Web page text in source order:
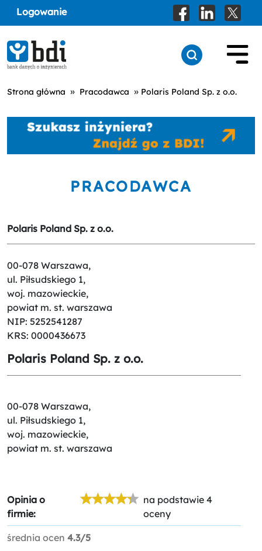
Logowanie
Strona główna » Pracodawca » Polaris Poland Sp. z o.o.
PRACODAWCA
Polaris Poland Sp. z o.o.
00-078 Warszawa,
ul. Piłsudskiego 1,
woj. mazowieckie,
powiat m. st. warszawa
NIP: 5252541287
KRS: 0000436673
Polaris Poland Sp. z o.o.
00-078 Warszawa,
ul. Piłsudskiego 1,
woj. mazowieckie,
powiat m. st. warszawa
Opinia o
firmie:
na podstawie 4
oceny
średnia ocen 4.3/5